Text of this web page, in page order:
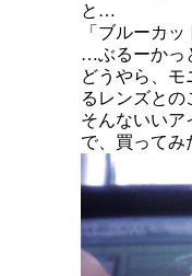
と…
「ブルーカ
…ぶるーかっ
どうやら、
るレンズとの
そんないい
で、買ってみ